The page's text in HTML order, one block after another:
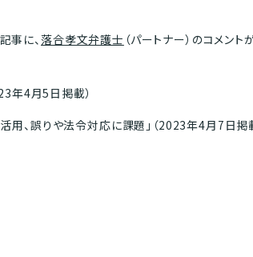
事に、落合孝文弁護士 （パートナー）のコメント
年4月5日掲載）
用、誤りや法令対応に課題」（2023年4月7日掲